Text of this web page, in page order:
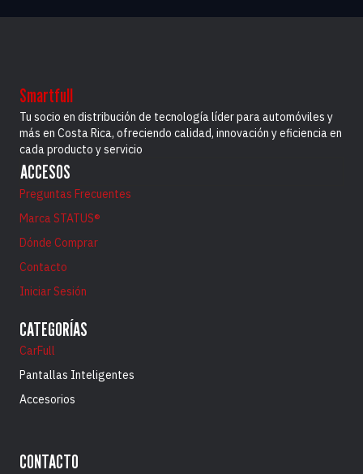
Smartfull
Tu socio en distribución de tecnología líder para automóviles y
más en Costa Rica, ofreciendo calidad, innovación y eficiencia en
cada producto y servicio
ACCESOS
Preguntas Frecuentes
Marca STATUS®
Dónde Comprar
Contacto
Iniciar Sesión
CATEGORÍAS
CarFull
Pantallas Inteligentes
Accesorios
CONTACTO